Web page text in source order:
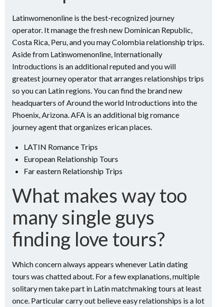
Latinwomenonline is the best-recognized journey
operator. It manage the fresh new Dominican Republic,
Costa Rica, Peru, and you may Colombia relationship trips.
Aside from Latinwomenonline, Internationally
Introductions is an additional reputed and you will
greatest journey operator that arranges relationships trips
so you can Latin regions. You can find the brand new
headquarters of Around the world Introductions into the
Phoenix, Arizona. AFA is an additional big romance
journey agent that organizes erican places.
LATIN Romance Trips
European Relationship Tours
Far eastern Relationship Trips
What makes way too
many single guys
finding love tours?
Which concern always appears whenever Latin dating
tours was chatted about. For a few explanations, multiple
solitary men take part in Latin matchmaking tours at least
once. Particular carry out believe easy relationships is a lot